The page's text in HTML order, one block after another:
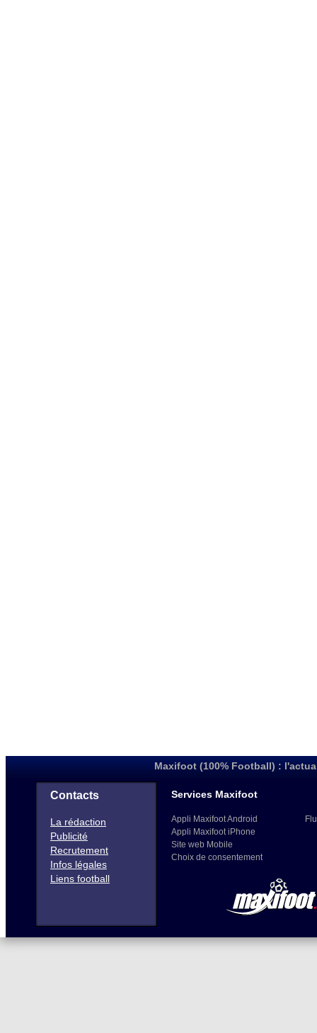
Maxifoot (100% Football) :
Contacts
La rédaction
Publicité
Recrutement
Infos légales
Liens football
Services Maxifoot
Appli Maxifoot Android
Appli Maxifoot iPhone
Site web Mobile
Choix de consentement